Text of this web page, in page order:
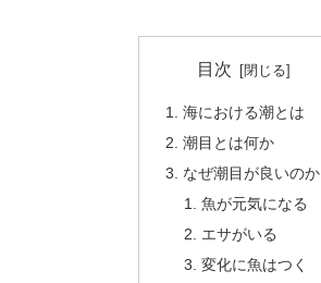
目次
海における潮とは
潮目とは何か
なぜ潮目が良いのか
魚が元気になる
エサがいる
変化に魚はつく